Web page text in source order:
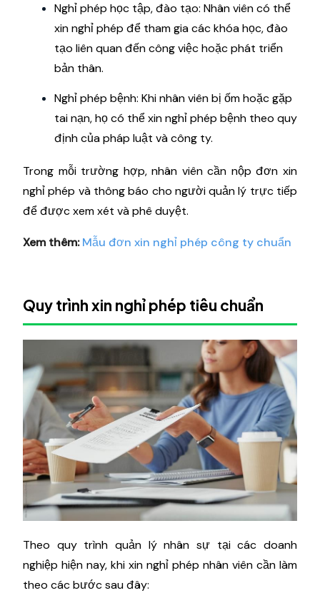
Nghỉ phép học tập, đào tạo: Nhân viên có thể
xin nghỉ phép để tham gia các khóa học, đào
tạo liên quan đến công việc hoặc phát triển
bản thân.
Nghỉ phép bệnh: Khi nhân viên bị ốm hoặc gặp
tai nạn, họ có thể xin nghỉ phép bệnh theo quy
định của pháp luật và công ty.
Trong mỗi trường hợp, nhân viên cần nộp đơn xin
nghỉ phép và thông báo cho người quản lý trực tiếp
để được xem xét và phê duyệt.
Xem thêm: Mẫu đơn xin nghỉ phép công ty chuẩn
Quy trình xin nghỉ phép tiêu chuẩn
Theo quy trình quản lý nhân sự tại các doanh
nghiệp hiện nay, khi xin nghỉ phép nhân viên cần làm
theo các bước sau đây: